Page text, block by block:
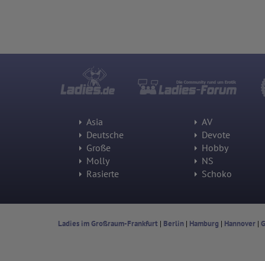
Asia AV
Deutsche
Devote
Große
Hobby
Molly
NS
Rasierte
Schoko
Ladies im Großraum-Frankfurt | Berlin| Hamburg | Hannover|